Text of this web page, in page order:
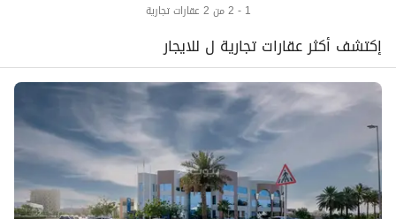
1 - 2 من 2 عقارات تجارية
إكتشف أكثر عقارات تجارية ل للايجار